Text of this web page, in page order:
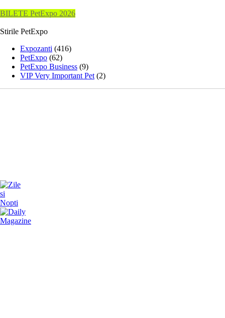
BILETE PetExpo 2026
Stirile PetExpo
Expozanti (416)
PetExpo (62)
PetExpo Business (9)
VIP Very Important Pet (2)